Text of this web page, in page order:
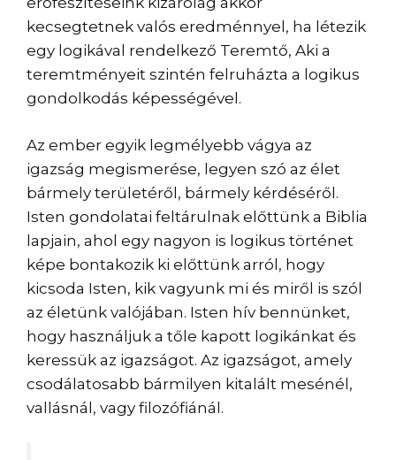
kecsegtetnek valós eredménnyel, ha létezik
egy logikával rendelkező Teremtő, Aki a
teremtményeit szintén felruházta a logikus
gondolkodás képességével.
Az ember egyik legmélyebb vágya az
igazság megismerése, legyen szó az élet
bármely területéről, bármely kérdéséről.
Isten gondolatai feltárulnak előttünk a Biblia
lapjain, ahol egy nagyon is logikus történet
képe bontakozik ki előttünk arról, hogy
kicsoda Isten, kik vagyunk mi és miről is szól
az életünk valójában. Isten hív bennünket,
hogy használjuk a tőle kapott logikánkat és
keressük az igazságot. Az igazságot, amely
csodálatosabb bármilyen kitalált mesénél,
vallásnál, vagy filozófiánál.